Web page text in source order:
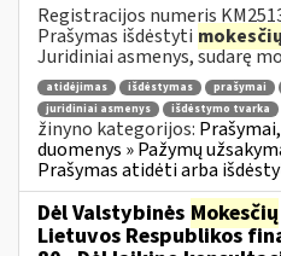
Registracijos numeris
Prašymas išdėstyti mokesčių
Juridiniai asmenys, sudarę
atidėjimas išdėstymas prašymai
juridiniai asmenys
išdėstymo tvarka
žinyno kategorijos:
duomenys » Pažymų
Prašymas atidėti arba
Dėl Valstybinės Mokesčių
Lietuvos Respublikos